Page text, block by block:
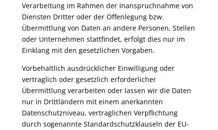
Verarbeitung im Rahmen der Inanspruchnahme von
Diensten Dritter oder der Offenlegung bzw.
Übermittlung von Daten an andere Personen, Stellen
oder Unternehmen stattfindet, erfolgt dies nur im
Einklang mit den gesetzlichen Vorgaben.
Vorbehaltlich ausdrücklicher Einwilligung oder
vertraglich oder gesetzlich erforderlicher
Übermittlung verarbeiten oder lassen wir die Daten
nur in Drittländern mit einem anerkannten
Datenschutzniveau, vertraglichen Verpflichtung
durch sogenannte Standardschutzklauseln der EU-